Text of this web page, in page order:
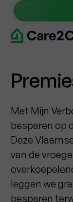
Met Mijn
besparen op
Deze
van de
leggen we
besparen